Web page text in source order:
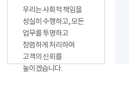
우리는 사회적 책임을
성실히 수행하고, 모든
업무를 투명하고
청렴하게 처리하여
고객의 신뢰를
높이겠습니다.